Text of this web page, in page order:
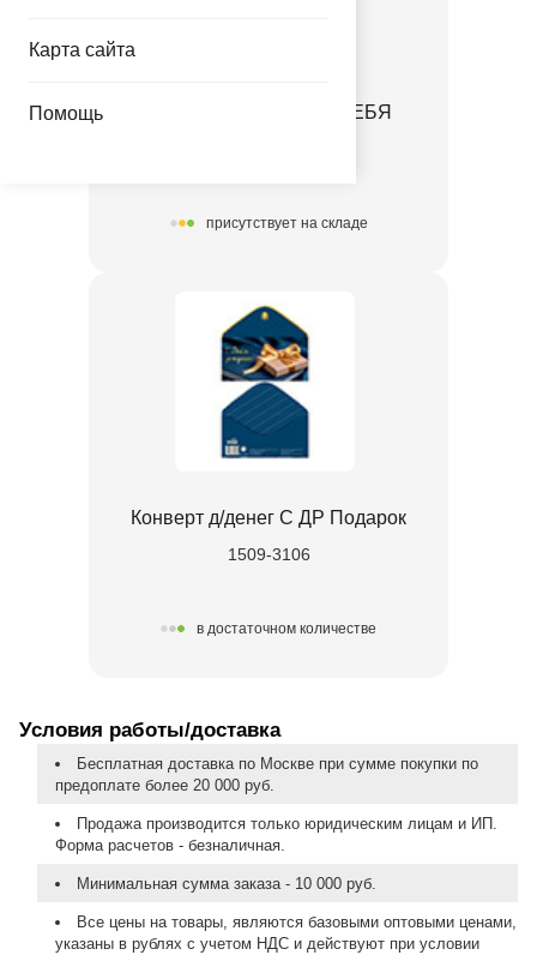
Карта сайта
Помощь Конверт д/денег ДЛЯ ТЕБЯ
присутствует на складе
Конверт д/денег С ДР Подарок
1509-3106
в достаточном количестве
Условия работы/доставка
Бесплатная доставка по Москве при сумме покупки по
предоплате более 20 000 руб.
Продажа производится только юридическим лицам и ИП.
Форма расчетов - безналичная.
Минимальная сумма заказа - 10 000 руб.
Все цены на товары, являются базовыми оптовыми ценами,
указаны в рублях с учетом НДС и действуют при условии